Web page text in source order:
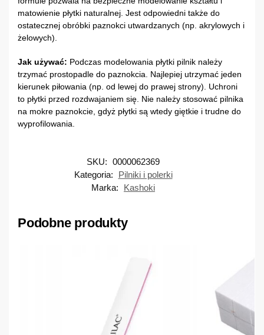
matowienie płytki naturalnej. Jest odpowiedni także do
ostatecznej obróbki paznokci utwardzanych (np. akrylowych i
żelowych).
Jak używać: Podczas modelowania płytki pilnik należy
trzymać prostopadle do paznokcia. Najlepiej utrzymać jeden
kierunek piłowania (np. od lewej do prawej strony). Uchroni
to płytki przed rozdwajaniem się. Nie należy stosować pilnika
na mokre paznokcie, gdyż płytki są wtedy giętkie i trudne do
wyprofilowania.
SKU: 0000062369
Kategoria:
Pilniki i polerki
Marka:
Kashoki
Podobne produkty